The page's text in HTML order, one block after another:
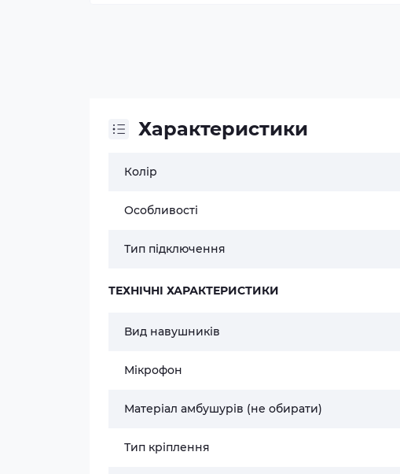
Характеристики
Колір
Особливості
Тип підключення
ТЕХНІЧНІ ХАРАКТЕРИСТИКИ
Вид навушників
Мікрофон
Матеріал амбушурів (не обирати)
Тип кріплення